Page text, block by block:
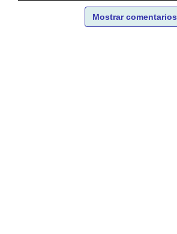
Mostrar comentarios